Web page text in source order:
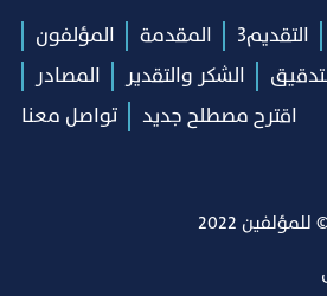
التقديم3 المقدمة
المؤلفون
الشكر والتقدير
المصادر
اقترح مصطلح جديد
تواصل معنا
2022